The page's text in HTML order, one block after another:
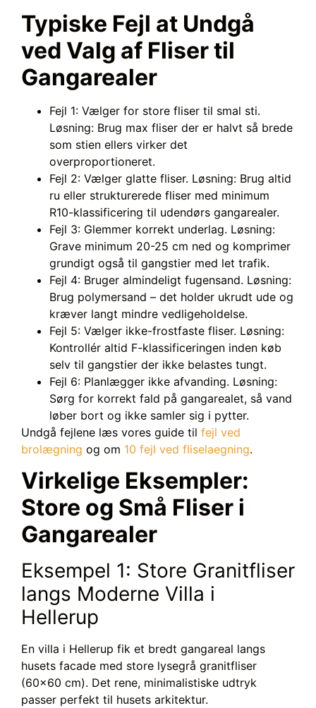
Typiske Fejl at Undgå
ved Valg af Fliser til
Gangarealer
Fejl 1: Vælger for store fliser til smal sti.
Løsning: Brug max fliser der er halvt så brede
som stien ellers virker det
overproportioneret.
Fejl 2: Vælger glatte fliser. Løsning: Brug altid
ru eller strukturerede fliser med minimum
R10-klassificering til udendørs gangarealer.
Fejl 3: Glemmer korrekt underlag. Løsning:
Grave minimum 20-25 cm ned og komprimer
grundigt også til gangstier med let trafik.
Fejl 4: Bruger almindeligt fugensand. Løsning:
Brug polymersand – det holder ukrudt ude og
kræver langt mindre vedligeholdelse.
Fejl 5: Vælger ikke-frostfaste fliser. Løsning:
Kontrollér altid F-klassificeringen inden køb
selv til gangstier der ikke belastes tungt.
Fejl 6: Planlægger ikke afvanding. Løsning:
Sørg for korrekt fald på gangarealet, så vand
løber bort og ikke samler sig i pytter.
Undgå fejlene læs vores guide til fejl ved
brolægning og om 10 fejl ved fliselaegning.
Virkelige Eksempler:
Store og Små Fliser i
Gangarealer
Eksempel 1: Store Granitfliser
langs Moderne Villa i
Hellerup
En villa i Hellerup fik et bredt gangareal langs
husets facade med store lysegrå granitfliser
(60×60 cm). Det rene, minimalistiske udtryk
passer perfekt til husets arkitektur.